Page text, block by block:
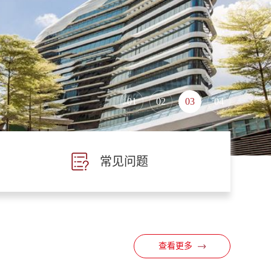
01 02 03 04
常见问题
查看更多